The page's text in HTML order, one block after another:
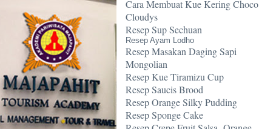
Cara Membuat Kue Kering Choco
Cloudys
Resep Sup Sechuan
Resep Ayam Lodho
Resep Masakan Daging Sapi
Mongolian
Resep Kue Tiramizu Cup
Resep Saucis Brood
Resep Orange Silky Pudding
Resep Sponge Cake